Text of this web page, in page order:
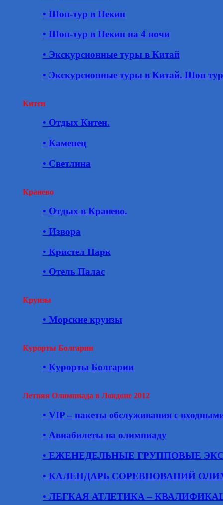
• Шоп-тур в Пекин
• Шоп-тур в Пекин на 4 ночи
• Экскурсионные туры в Китай
• Экскурсионные туры в Китай. Шоп
Китен
• Отдых Китен.
• Каменец
• Светлина
Кранево
• Отдых в Кранево.
• Извора
• Кристел Парк
• Отель Палас
Круизы
• Морские круизы
Курорты Болгарии
• Курорты Болгарии
Летняя Олимпиада в Лондоне 2012
• VIP – пакеты обслуживания с
• Авиабилеты на олимпиаду
• ЕЖЕНЕДЕЛЬНЫЕ ГРУППОВЫЕ
• КАЛЕНДАРЬ СОРЕВНОВАНИЙ
• ЛЕГКАЯ АТЛЕТИКА –